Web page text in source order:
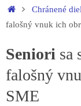
HomeChránené
falošný vnuk ich
Seniori sa
falošný
SME